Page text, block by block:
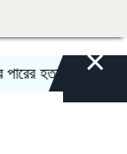
হতদরিদ্র বাসিন্দারা
×